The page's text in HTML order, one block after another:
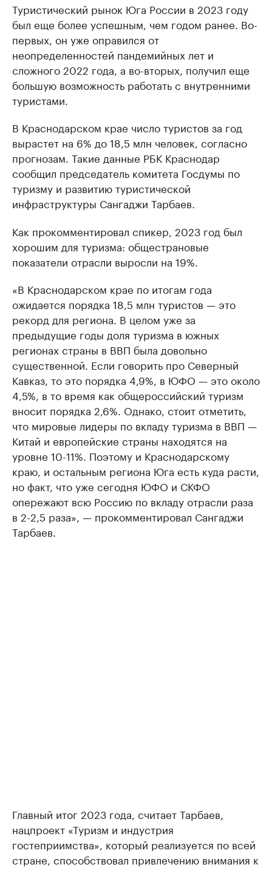
Туристический рынок Юга России в 2023 году
был еще более успешным, чем годом ранее. Во-
первых, он уже оправился от
неопределенностей пандемийных лет и
сложного 2022 года, а во-вторых, получил еще
большую возможность работать с внутренними
туристами.
В Краснодарском крае число туристов за год
вырастет на 6% до 18,5 млн человек, согласно
прогнозам. Такие данные РБК Краснодар
сообщил председатель комитета Госдумы по
туризму и развитию туристической
инфраструктуры Сангаджи Тарбаев.
Как прокомментировал спикер, 2023 год был
хорошим для туризма: общестрановые
показатели отрасли выросли на 19%.
«В Краснодарском крае по итогам года
ожидается порядка 18,5 млн туристов — это
рекорд для региона. В целом уже за
предыдущие годы доля туризма в южных
регионах страны в ВВП была довольно
существенной. Если говорить про Северный
Кавказ, то это порядка 4,9%, в ЮФО — это около
4,5%, в то время как общероссийский туризм
вносит порядка 2,6%. Однако, стоит отметить,
что мировые лидеры по вкладу туризма в ВВП —
Китай и европейские страны находятся на
уровне 10-11%. Поэтому и Краснодарскому
краю, и остальным региона Юга есть куда расти,
но факт, что уже сегодня ЮФО и СКФО
опережают всю Россию по вкладу отрасли раза
в 2-2,5 раза», — прокомментировал Сангаджи
Тарбаев.
Главный итог 2023 года, считает Тарбаев,
нацпроект «Туризм и индустрия
гостеприимства», который реализуется по всей
стране, способствовал привлечению внимания к